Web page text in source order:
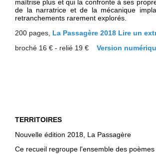
maîtrise plus et qui la confronte à ses
de la narratrice et de la mécanique
retranchements rarement explorés.
200 pages, La Passagère 2018 Lire un
broché 16 € - relié 19 € Version
TERRITOIRES
Nouvelle édition 2018, La Passagère
Ce recueil regroupe l'ensemble des